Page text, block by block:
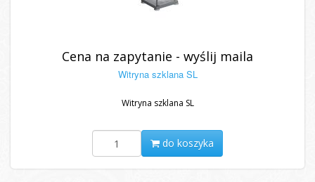
Cena na zapytanie - wyślij maila
Witryna szklana SL
Witryna szklana SL
do koszyka